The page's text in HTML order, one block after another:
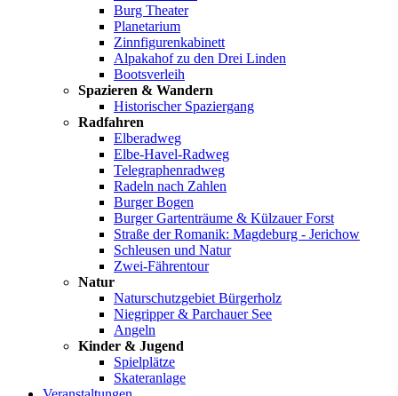
Burg Theater
Planetarium
Zinnfigurenkabinett
Alpakahof zu den Drei Linden
Bootsverleih
Spazieren & Wandern
Historischer Spaziergang
Radfahren
Elberadweg
Elbe-Havel-Radweg
Telegraphenradweg
Radeln nach Zahlen
Burger Bogen
Burger Gartenträume & Külzauer Forst
Straße der Romanik: Magdeburg - Jerichow
Schleusen und Natur
Zwei-Fährentour
Natur
Naturschutzgebiet Bürgerholz
Niegripper & Parchauer See
Angeln
Kinder & Jugend
Spielplätze
Skateranlage